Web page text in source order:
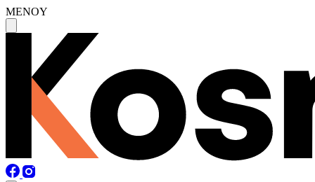
MENOY